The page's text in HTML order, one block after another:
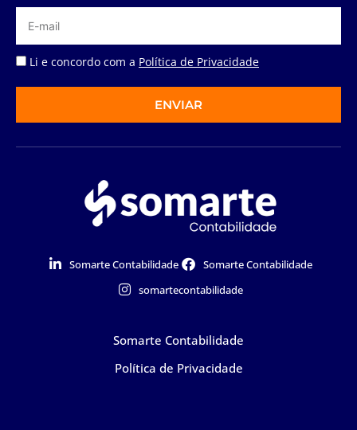
Li e concordo com a Política de Privacidade
ENVIAR
Somarte Contabilidade
Somarte Contabilidade
somartecontabilidade
Somarte Contabilidade
Política de Privacidade